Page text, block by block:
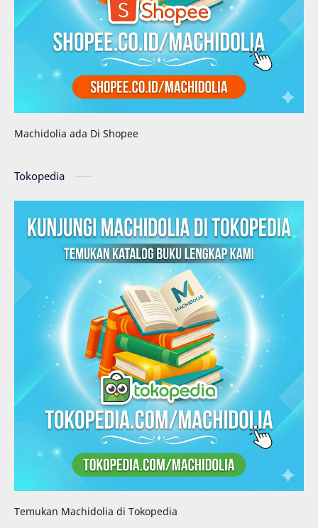
Machidolia ada Di Shopee
Tokopedia
Temukan Machidolia di Tokopedia